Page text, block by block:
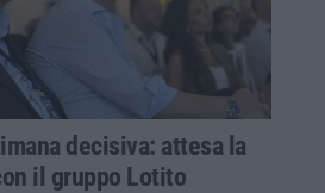
decisiva: attesa la
il gruppo Lotito